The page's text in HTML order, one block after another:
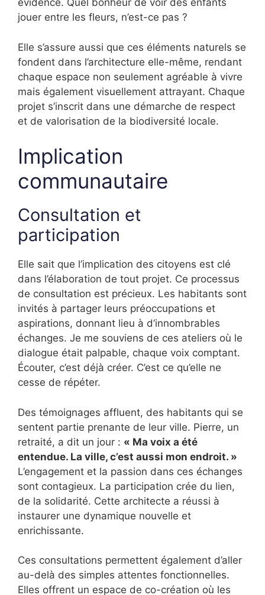
évidence. Quel bonheur de voir des enfants
jouer entre les fleurs, n’est-ce pas ?
Elle s’assure aussi que ces éléments naturels se
fondent dans l’architecture elle-même, rendant
chaque espace non seulement agréable à vivre
mais également visuellement attrayant. Chaque
projet s’inscrit dans une démarche de respect
et de valorisation de la biodiversité locale.
Implication
communautaire
Consultation et
participation
Elle sait que l’implication des citoyens est clé
dans l’élaboration de tout projet. Ce processus
de consultation est précieux. Les habitants sont
invités à partager leurs préoccupations et
aspirations, donnant lieu à d’innombrables
échanges. Je me souviens de ces ateliers où le
dialogue était palpable, chaque voix comptant.
Écouter, c’est déjà créer. C’est ce qu’elle ne
cesse de répéter.
Des témoignages affluent, des habitants qui se
sentent partie prenante de leur ville. Pierre, un
retraité, a dit un jour : « Ma voix a été
entendue. La ville, c’est aussi mon endroit. »
L’engagement et la passion dans ces échanges
sont contagieux. La participation crée du lien,
de la solidarité. Cette architecte a réussi à
instaurer une dynamique nouvelle et
enrichissante.
Ces consultations permettent également d’aller
au-delà des simples attentes fonctionnelles.
Elles offrent un espace de co-création où les